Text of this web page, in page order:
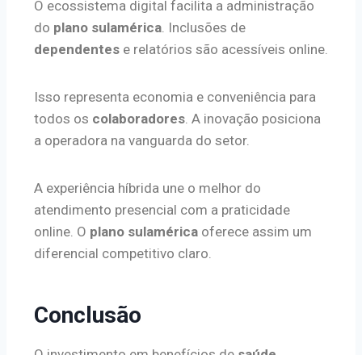
O ecossistema digital facilita a administração
do plano sulamérica. Inclusões de
dependentes e relatórios são acessíveis online.
Isso representa economia e conveniência para
todos os colaboradores. A inovação posiciona
a operadora na vanguarda do setor.
A experiência híbrida une o melhor do
atendimento presencial com a praticidade
online. O plano sulamérica oferece assim um
diferencial competitivo claro.
Conclusão